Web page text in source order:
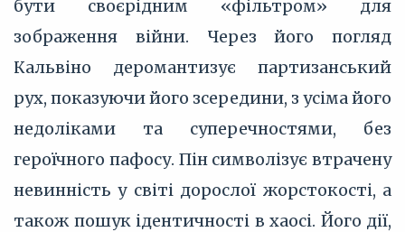
бути своєрідним «фільтром» для
зображення війни. Через його погляд
Кальвіно деромантизує партизанський
рух, показуючи його зсередини, з усіма його
недоліками та суперечностями, без
героїчного пафосу. Пін символізує втрачену
невинність у світі дорослої жорстокості, а
також пошук ідентичності в хаосі. Його дії,